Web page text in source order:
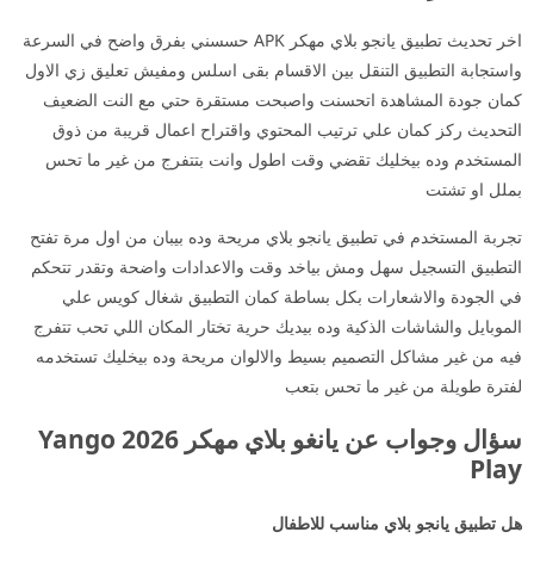
اخر تحديث تطبيق يانجو بلاي مهكر APK حسسني بفرق واضح في السرعة
واستجابة التطبيق التنقل بين الاقسام بقى اسلس ومفيش تعليق زي الاول
كمان جودة المشاهدة اتحسنت واصبحت مستقرة حتي مع النت الضعيف
التحديث ركز كمان علي ترتيب المحتوي واقتراح اعمال قريبة من ذوق
المستخدم وده بيخليك تقضي وقت اطول وانت بتتفرج من غير ما تحس
بملل او تشتت
تجربة المستخدم في تطبيق يانجو بلاي مريحة وده بيبان من اول مرة تفتح
التطبيق التسجيل سهل ومش بياخد وقت والاعدادات واضحة وتقدر تتحكم
في الجودة والاشعارات بكل بساطة كمان التطبيق شغال كويس علي
الموبايل والشاشات الذكية وده بيديك حرية تختار المكان اللي تحب تتفرج
فيه من غير مشاكل التصميم بسيط والالوان مريحة وده بيخليك تستخدمه
لفترة طويلة من غير ما تحس بتعب
سؤال وجواب عن يانغو بلاي مهكر 2026 Yango
Play
هل تطبيق يانجو بلاي مناسب للاطفال